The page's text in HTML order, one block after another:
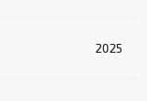
2025